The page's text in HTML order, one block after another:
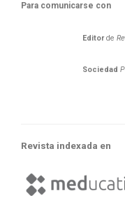
Para comunicarse con
Editorde
Sociedad
Revista indexada en